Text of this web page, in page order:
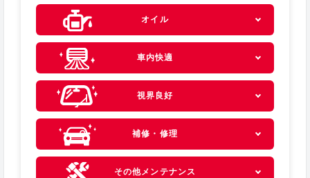
オイル
車内快適
視界良好
補修・修理
その他メンテナンス